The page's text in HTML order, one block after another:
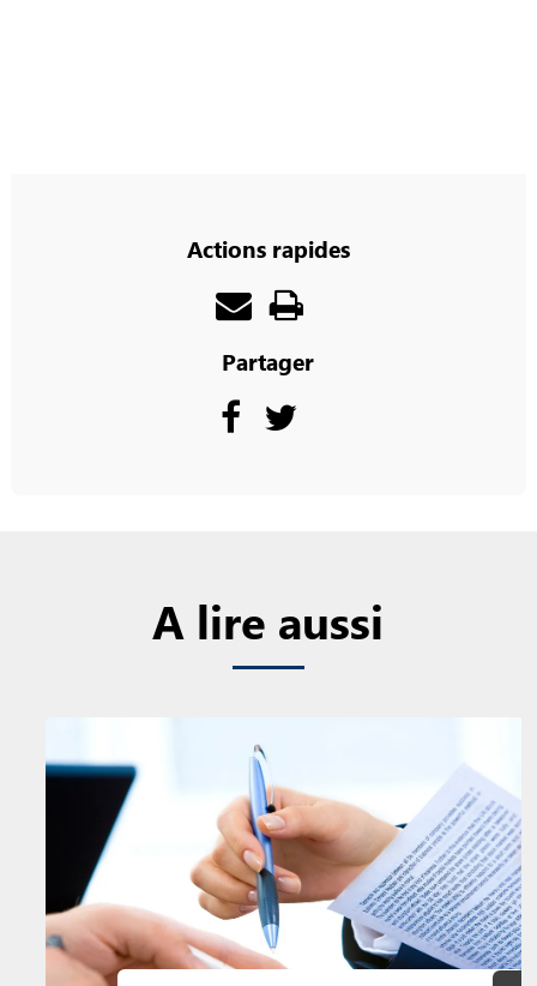
Actions rapides
Partager
A lire aussi